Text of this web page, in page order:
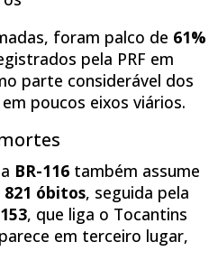
foram palco de 61%
pela PRF em
parte considerável dos
poucos eixos viários.
BR-116 também assume
821 óbitos, seguida pela
, que liga o Tocantins
em terceiro lugar,